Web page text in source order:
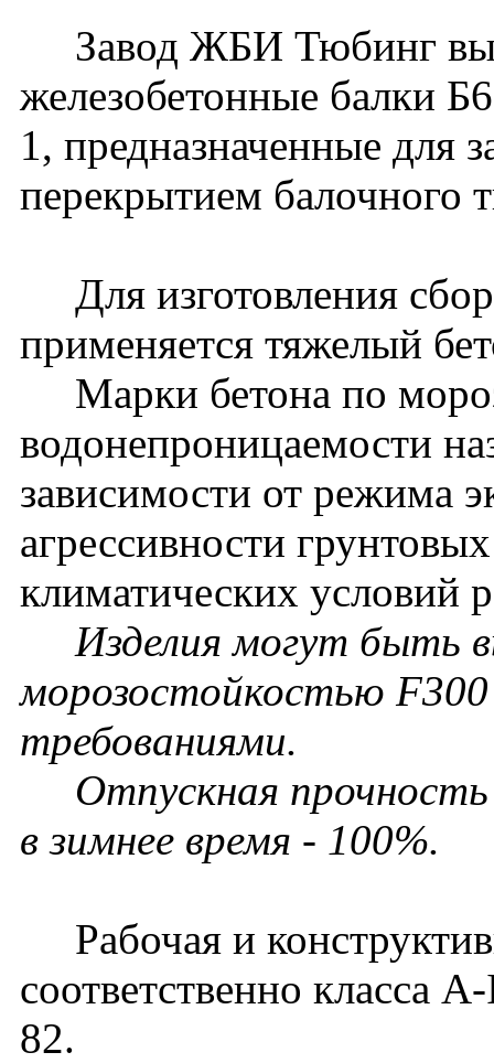
Завод ЖБИ Тюбинг
железобетонные балки
1, предназначенные для
перекрытием балочного
Для изготовления
применяется тяжелый
Марки бетона по
водонепроницаемости
зависимости от режима
агрессивности
климатических условий
Изделия могут быть
морозостойкостью
требованиями.
Отпускная прочность
в зимнее время - 100%.
Рабочая и
соответственно класса
82.